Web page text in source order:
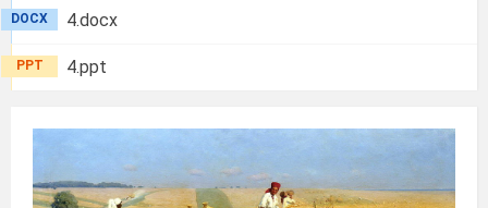
4.docx
DOCX
4.ppt
PPT